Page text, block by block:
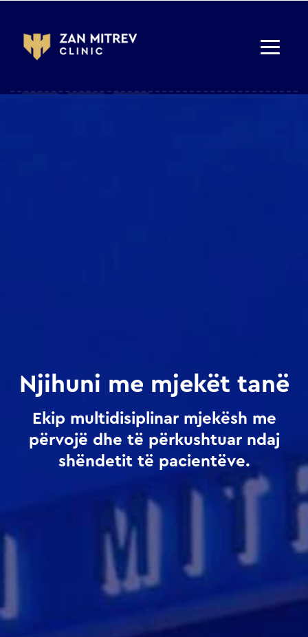
Njihuni me mjekët tanë
Ekip multidisiplinar mjekësh me
përvojë dhe të përkushtuar ndaj
shëndetit të pacientëve.